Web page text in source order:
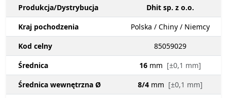
Produkcja/Dystrybucja
Dhit sp. z o.o.
Kraj pochodzenia
Polska / Chiny / Niemcy
Kod celny
85059029
Średnica
16 mm [±0,1 mm]
Średnica wewnętrzna Ø
8/4 mm [±0,1 mm]